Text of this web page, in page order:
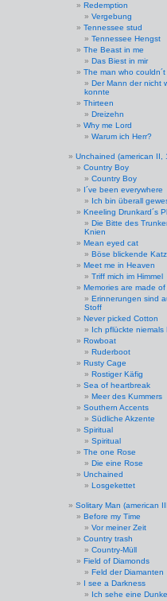
Redemption
Vergebung
Tennessee stud
Tennessee Hengst
The Beast in me
Das Biest in mir
The man who couldn´t
Der Mann der nicht
konnte
Thirteen
Dreizehn
Why me Lord
Warum ich Herr?
Unchained (american II,
Country Boy
Country Boy
I´ve been everywhere
Ich bin überall
Kneeling Drunkard´s
Die Bitte des
Knien
Mean eyed cat
Böse blickende
Meet me in Heaven
Triff mich im Himmel
Memories are made of
Erinnerungen sind
Stoff
Never picked Cotton
Ich pflückte niemals
Rowboat
Ruderboot
Rusty Cage
Rostiger Käfig
Sea of heartbreak
Meer des Kummers
Southern Accents
Südliche Akzente
Spiritual
Spiritual
The one Rose
Die eine Rose
Unchained
Losgekettet
Solitary Man (american
Before my Time
Vor meiner Zeit
Country trash
Country-Müll
Field of Diamonds
Feld der Diamanten
I see a Darkness
Ich sehe eine